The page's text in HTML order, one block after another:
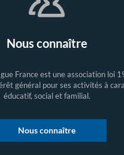
Nous connaître
France est une association loi
général pour ses activités à
éducatif, social et familial.
Nous connaître